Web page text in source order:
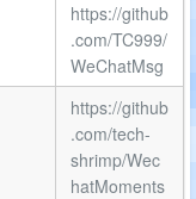
https://github
.com/TC999/
WeChatMsg
https://github
.com/tech-
shrimp/Wec
hatMoments